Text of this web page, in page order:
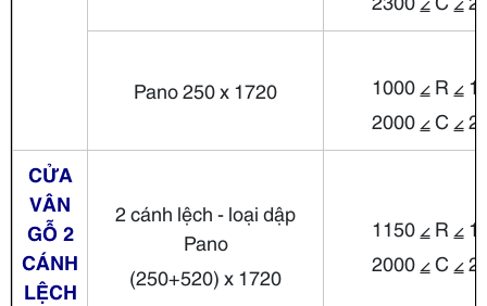
Pano 250 x 1720
1000 ⦤ R ⦤
2000 ⦤ C ⦤
CỬA
VÂN
GỖ 2
CÁNH
LỆCH
2 cánh lệch - loại dập
Pano
(250+520) x 1720
1150 ⦤ R ⦤
2000 ⦤ C ⦤